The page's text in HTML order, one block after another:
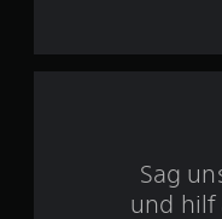
Sag
und hilf